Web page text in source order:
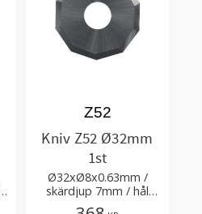
Kniv Z52 Ø32mm
1st
Ø32xØ8x0.63mm /
skärdjup 7mm / hål
Ø8mm
Z52